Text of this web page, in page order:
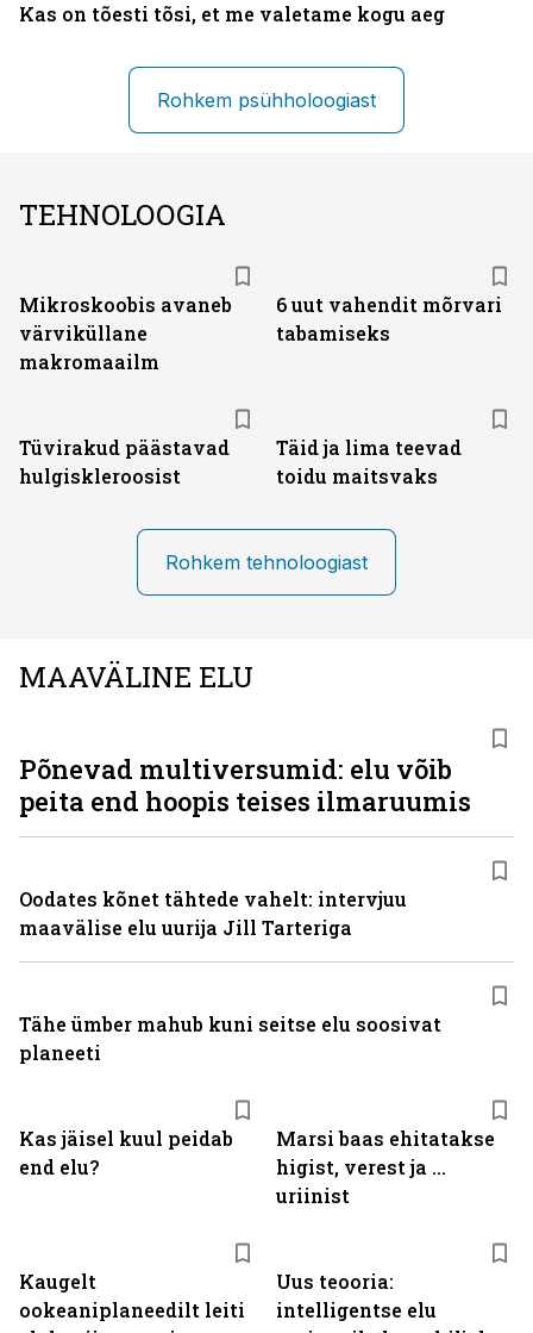
Kas on tõesti tõsi, et me valetame kogu aeg
Rohkem psühholoogiast
TEHNOLOOGIA
Mikroskoobis avaneb
värviküllane
makromaailm
6 uut vahendit mõrvari
tabamiseks
Tüvirakud päästavad
hulgiskleroosist
Täid ja lima teevad
toidu maitsvaks
Rohkem tehnoloogiast
MAAVÄLINE ELU
Kas jäisel kuul peidab
end elu?
Marsi baas ehitatakse
higist, verest ja ...
uriinist
Kaugelt
ookeaniplaneedilt leiti
Uus teooria:
intelligentse elu
Põnevad multiversumid: elu võib
peita end hoopis teises ilmaruumis
Oodates kõnet tähtede vahelt: intervjuu
maavälise elu uurija Jill Tarteriga
Tähe ümber mahub kuni seitse elu soosivat
planeeti